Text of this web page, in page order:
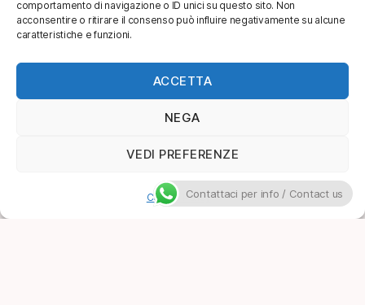
comportamento di navigazione o ID unici su questo sito. Non
acconsentire o ritirare il consenso può influire negativamente su alcune
caratteristiche e funzioni.
ACCETTA
NEGA
VEDI PREFERENZE
Cookie PolicyContattaci per info / Contact us